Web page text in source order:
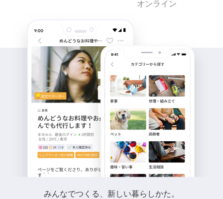
オンライン
みんなでつくる、新しい暮らしかた。